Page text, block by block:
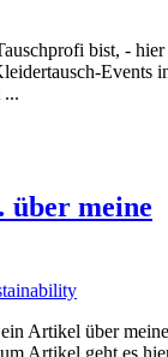
bist, - hier
Events
...
meine
Artikel über meine